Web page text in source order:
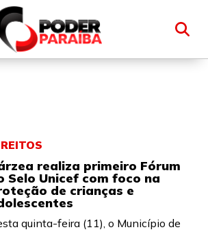
realiza primeiro Fórum
Selo Unicef com foco na
de crianças e
quinta-feira (11), o Município de